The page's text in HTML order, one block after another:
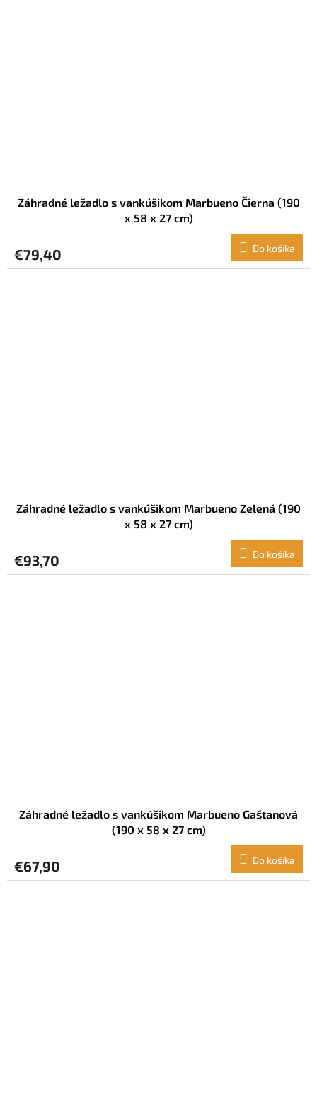
Záhradné ležadlo s vankúšikom Marbueno Čierna (190
x 58 x 27 cm)
€79,40 Do košíka
Záhradné ležadlo s vankúšikom Marbueno Zelená (190
x 58 x 27 cm)
€93,70 Do košíka
Záhradné ležadlo s vankúšikom Marbueno Gaštanová
(190 x 58 x 27 cm)
€67,90 Do košíka